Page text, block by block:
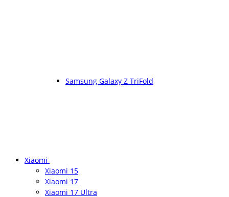
Samsung Galaxy Z TriFold
Xiaomi
Xiaomi 15
Xiaomi 17
Xiaomi 17 Ultra